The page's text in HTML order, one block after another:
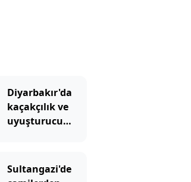
Diyarbakır'da
kaçakçılık ve
uyuşturucu
Sultangazi'de